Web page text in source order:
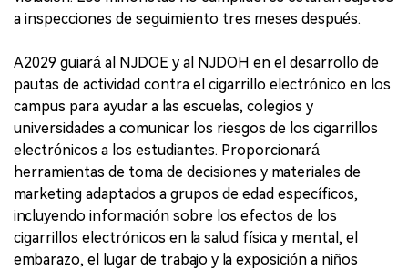
a inspecciones de seguimiento tres meses después.
A2029 guiará al NJDOE y al NJDOH en el desarrollo de
pautas de actividad contra el cigarrillo electrónico en los
campus para ayudar a las escuelas, colegios y
universidades a comunicar los riesgos de los cigarrillos
electrónicos a los estudiantes. Proporcionará
herramientas de toma de decisiones y materiales de
marketing adaptados a grupos de edad específicos,
incluyendo información sobre los efectos de los
cigarrillos electrónicos en la salud física y mental, el
embarazo, el lugar de trabajo y la exposición a niños